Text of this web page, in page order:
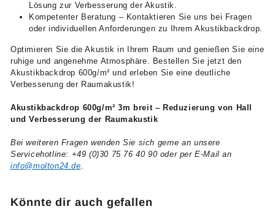
Lösung zur Verbesserung der Akustik.
Kompetenter Beratung – Kontaktieren Sie uns bei Fragen
oder individuellen Anforderungen zu Ihrem Akustikbackdrop.
Optimieren Sie die Akustik in Ihrem Raum und genießen Sie eine
ruhige und angenehme Atmosphäre. Bestellen Sie jetzt den
Akustikbackdrop 600g/m² und erleben Sie eine deutliche
Verbesserung der Raumakustik!
Akustikbackdrop 600g/m² 3m breit – Reduzierung von Hall
und Verbesserung der Raumakustik
Bei weiteren Fragen wenden Sie sich gerne an unsere
Servicehotline: +49 (0)30 75 76 40 90 oder per E-Mail an
info@molton24.de.
Könnte dir auch gefallen